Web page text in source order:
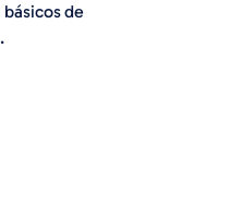
de